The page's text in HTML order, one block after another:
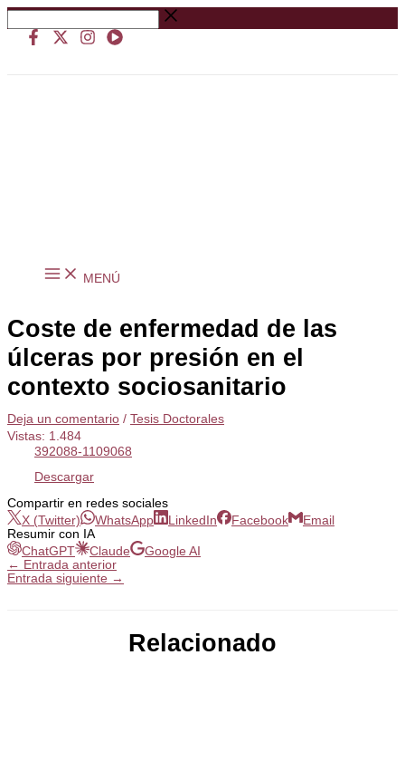
Ir
al
contenido
Buscar
…
MENÚ
Coste de enfermedad de las
úlceras por presión en el
contexto sociosanitario
Deja un comentario / Tesis Doctorales
Vistas: 1.484
392088-1109068
Descargar
Compartir en redes sociales
X (Twitter)
WhatsApp LinkedIn Facebook
Email
Resumir con IA
ChatGPT
Claude
Google AI
← Entrada anterior
Entrada siguiente →
Relacionado